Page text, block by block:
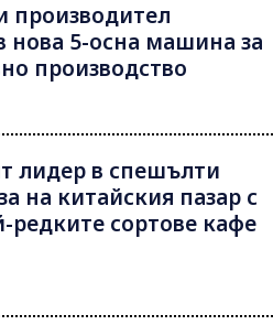
производител
нова 5-осна машина за
производство
лидер в спешълти
на китайския пазар с
редките сортове кафе